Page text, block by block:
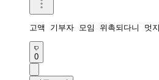
고액 기부자 모임 위촉되다니 멋
0